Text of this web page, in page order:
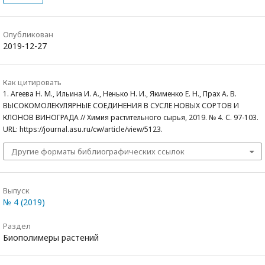
Опубликован
2019-12-27
Как цитировать
1. Агеева Н. М., Ильина И. А., Ненько Н. И., Якименко Е. Н., Прах А. В.
ВЫСОКОМОЛЕКУЛЯРНЫЕ СОЕДИНЕНИЯ В СУСЛЕ НОВЫХ СОРТОВ И
КЛОНОВ ВИНОГРАДА // Химия растительного сырья, 2019. № 4. С. 97-103.
URL: https://journal.asu.ru/cw/article/view/5123.
Другие форматы библиографических ссылок
Выпуск
№ 4 (2019)
Раздел
Биополимеры растений